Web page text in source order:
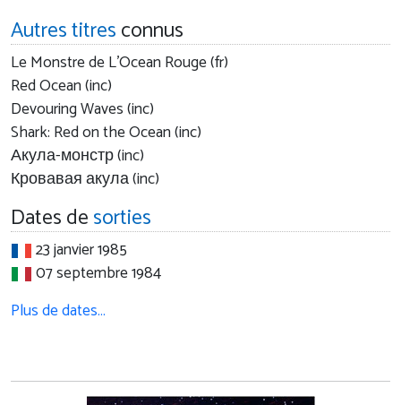
Autres titresconnus
Le Monstre de L'Ocean Rouge (fr)
Red Ocean (inc)
Devouring Waves (inc)
Shark: Red on the Ocean (inc)
Акула-монстр (inc)
Кровавая акула (inc)
Dates desorties
23 janvier 1985
07 septembre 1984
Plus de dates…